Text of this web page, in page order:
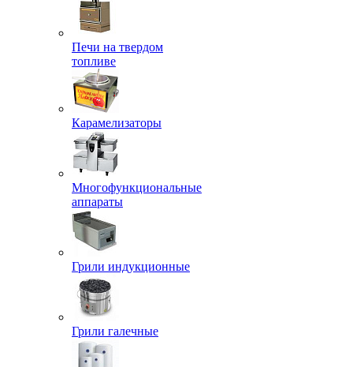
Печи на твердом
топливе
Карамелизаторы
Многофункциональные
аппараты
Грили индукционные
Грили галечные